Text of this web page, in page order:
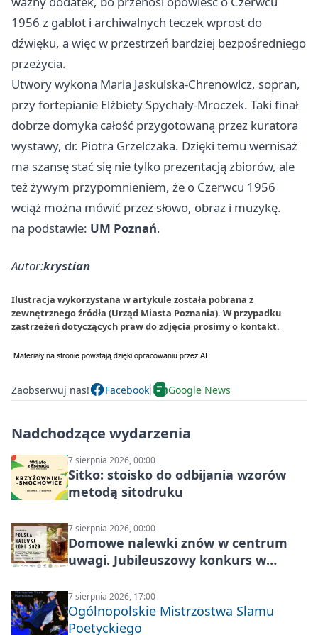
1956 z gablot i archiwalnych teczek wprost do
dźwięku, a więc w przestrzeń bardziej bezpośredniego
przeżycia.
Utwory wykona Maria Jaskulska-Chrenowicz, sopran,
przy fortepianie Elżbiety Spychały-Mroczek. Taki finał
dobrze domyka całość przygotowaną przez kuratora
wystawy, dr. Piotra Grzelczaka. Dzięki temu wernisaż
ma szansę stać się nie tylko prezentacją zbiorów, ale
też żywym przypomnieniem, że o Czerwcu 1956
wciąż można mówić przez słowo, obraz i muzykę.
na podstawie: UM Poznań.
Autor:krystian
Ilustracja wykorzystana w artykule została pobrana z
zewnętrznego źródła (Urząd Miasta Poznania). W przypadku
zastrzeżeń dotyczących praw do zdjęcia prosimy o kontakt.
Zaobserwuj nas! Facebook Google News
Nadchodzące wydarzenia
7 sierpnia 2026, 00:00
Sitko: stoisko do odbijania wzorów
metodą sitodruku
7 sierpnia 2026, 00:00
Domowe nalewki znów w centrum
uwagi. Jubileuszowy konkurs w
7 sierpnia 2026, 17:00
Ogólnopolskie Mistrzostwa Slamu
Poetyckiego